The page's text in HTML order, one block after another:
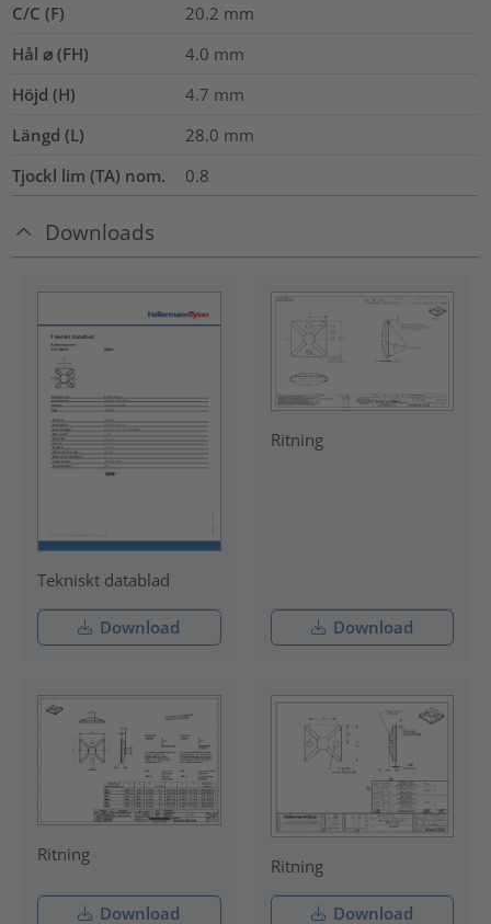
C/C (F)
20.2 mm
Hål ⌀ (FH)
4.0 mm
Höjd (H)
4.7 mm
Längd (L)
28.0 mm
Tjockl lim (TA) nom.
0.8
Downloads
Tekniskt datablad
Download
Ritning
Download
Ritning
Download
Ritning
Download